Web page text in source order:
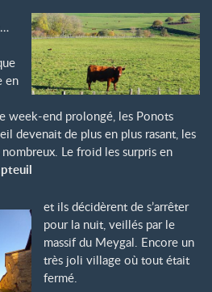
en
week-end prolongé, les Ponots
devenait de plus en plus rasant, les
Le froid les surpris en
et ils décidèrent de s’arrêter
pour la nuit, veillés par le
massif du Meygal. Encore un
très joli village où tout était
fermé.